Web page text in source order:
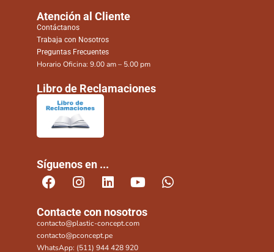
Atención al Cliente
Contáctanos
Trabaja con Nosotros
Preguntas Frecuentes
Horario Oficina: 9.00 am – 5.00 pm
Libro de Reclamaciones
Síguenos en ...
Contacte con nosotros
contacto@plastic-concept.com
contacto@pconcept.pe
WhatsApp: (511) 944 428 920